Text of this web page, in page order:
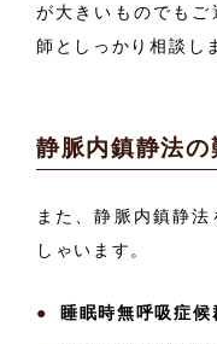
が大きいものでも
師としっかり相談し
静脈内鎮静法の
また、静脈内鎮静
しゃいます。
睡眠時無呼吸症候